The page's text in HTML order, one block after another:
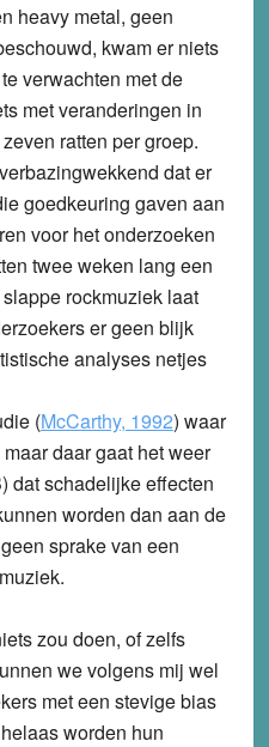
heavy metal, geen
kwam er niets
verwachten met de
met veranderingen in
ratten per groep.
dat er
goedkeuring gaven aan
voor het onderzoeken
twee weken lang een
rockmuziek laat
er geen blijk
analyses netjes
(McCarthy, 1992) waar
daar gaat het weer
dat schadelijke effecten
worden dan aan de
sprake van een
zou doen, of zelfs
we volgens mij wel
met een stevige bias
worden hun